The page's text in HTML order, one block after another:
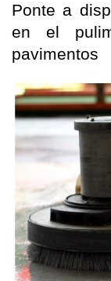
Ponte a
en el
pavimentos